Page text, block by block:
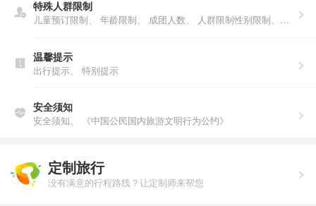
特殊人群限制
儿童预订限制、 年龄限制、 成团人数、 人群限制性别限制、年龄限制、人数说明、户籍限制
温馨提示
出行提示、 特别提示
安全须知
安全须知、 《中国公民国内旅游文明行为公约》
定制旅行
没有满意的行程路线？让定制师来帮您